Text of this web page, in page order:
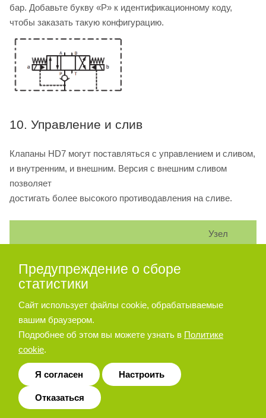
бар. Добавьте букву «P» к идентификационному коду,
чтобы заказать такую конфигурацию.
10. Управление и слив
Клапаны HD7 могут поставляться с управлением и сливом,
и внутренним, и внешним. Версия с внешним сливом
позволяет
достигать более высокого противодавления на сливе.
Узел
HD7-ES-
**/*
Внутреннее управление и
внешний слив
нет
HD7-ES-
**/*E
Внешнее управление и
внешний слив
Предупреждение о сборе
статистики
Сайт использует файлы cookie, обрабатываемые
вашим браузером.
Подробнее об этом вы можете узнать в Политике
cookie.
Я согласен Настроить
Отказаться